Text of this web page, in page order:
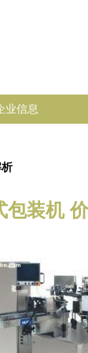
业信息
包装机